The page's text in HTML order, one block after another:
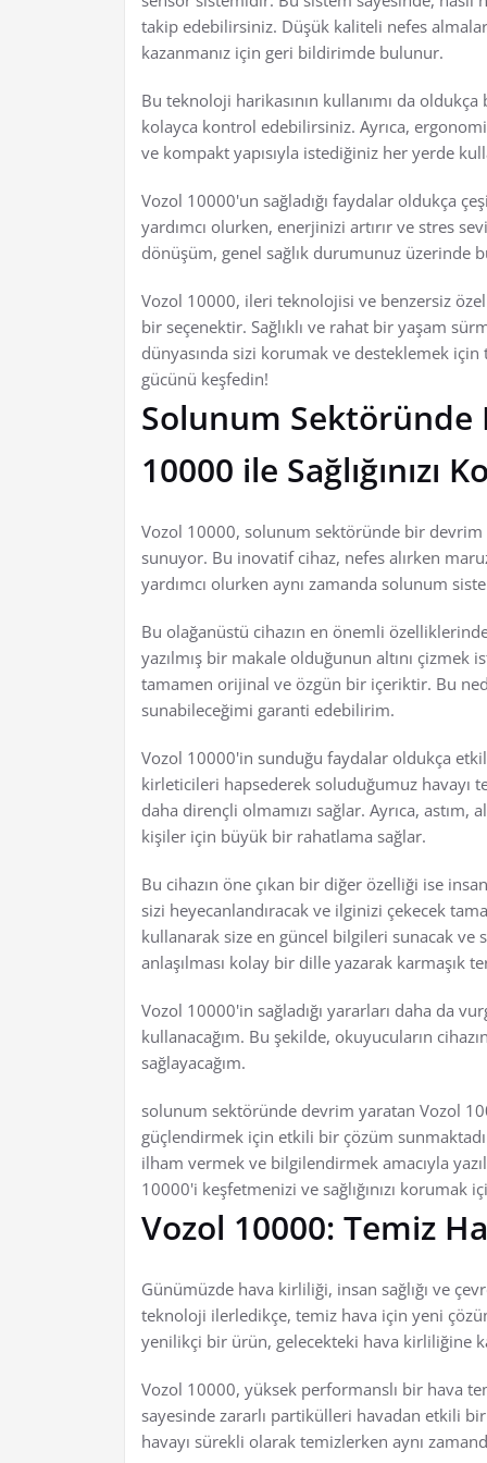
takip edebilirsiniz. Düşük kaliteli nefes
kazanmanız için geri bildirimde bulunur.
Bu teknoloji harikasının kullanımı da
kolayca kontrol edebilirsiniz. Ayrıca,
ve kompakt yapısıyla istediğiniz her yerde
Vozol 10000'un sağladığı faydalar oldukça
yardımcı olurken, enerjinizi artırır ve stres
dönüşüm, genel sağlık durumunuz üzerinde
Vozol 10000, ileri teknolojisi ve benzersiz
bir seçenektir. Sağlıklı ve rahat bir yaşam
dünyasında sizi korumak ve desteklemek için
gücünü keşfedin!
Solunum Sektöründe
10000 ile Sağlığınızı
Vozol 10000, solunum sektöründe bir devrim
sunuyor. Bu inovatif cihaz, nefes alırken
yardımcı olurken aynı zamanda solunum
Bu olağanüstü cihazın en önemli
yazılmış bir makale olduğunun altını
tamamen orijinal ve özgün bir içeriktir. Bu
sunabileceğimi garanti edebilirim.
Vozol 10000'in sunduğu faydalar oldukça
kirleticileri hapsederek soluduğumuz havayı
daha dirençli olmamızı sağlar. Ayrıca,
kişiler için büyük bir rahatlama sağlar.
Bu cihazın öne çıkan bir diğer özelliği ise
sizi heyecanlandıracak ve ilginizi çekecek
kullanarak size en güncel bilgileri sunacak ve
anlaşılması kolay bir dille yazarak karmaşık
Vozol 10000'in sağladığı yararları daha da
kullanacağım. Bu şekilde, okuyucuların
sağlayacağım.
solunum sektöründe devrim yaratan Vozol
güçlendirmek için etkili bir çözüm
ilham vermek ve bilgilendirmek amacıyla
10000'i keşfetmenizi ve sağlığınızı korumak
Vozol 10000: Temiz
Günümüzde hava kirliliği, insan sağlığı ve
teknoloji ilerledikçe, temiz hava için yeni
yenilikçi bir ürün, gelecekteki hava kirliliğine
Vozol 10000, yüksek performanslı bir hava
sayesinde zararlı partikülleri havadan etkili
havayı sürekli olarak temizlerken aynı